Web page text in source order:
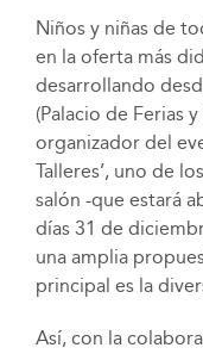
Niños y niñas de
en la oferta más
desarrollando
(Palacio de Ferias
organizador del
Talleres’, uno de
salón -que estará
días 31 de
una amplia
principal es la
Así, con la